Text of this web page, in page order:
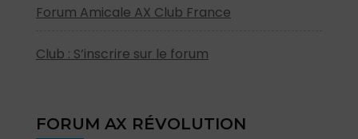
Forum Amicale AX Club France
Club : S’inscrire sur le forum
FORUM AX RÉVOLUTION